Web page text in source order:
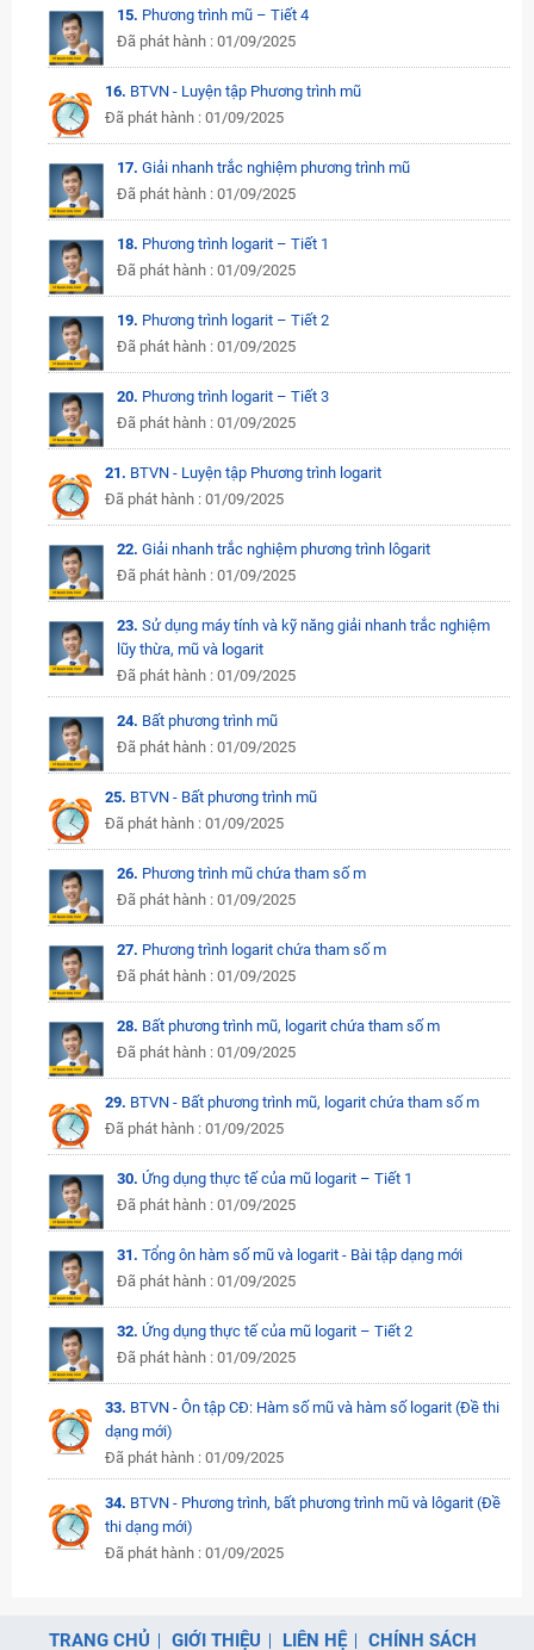
15. Phương trình mũ – Tiết 4
Đã phát hành : 01/09/2025
16. BTVN - Luyện tập Phương trình mũ
Đã phát hành : 01/09/2025
17. Giải nhanh trắc nghiệm phương trình mũ
Đã phát hành : 01/09/2025
18. Phương trình logarit – Tiết 1
Đã phát hành : 01/09/2025
19. Phương trình logarit – Tiết 2
Đã phát hành : 01/09/2025
20. Phương trình logarit – Tiết 3
Đã phát hành : 01/09/2025
21. BTVN - Luyện tập Phương trình logarit
Đã phát hành : 01/09/2025
22. Giải nhanh trắc nghiệm phương trình lôgarit
Đã phát hành : 01/09/2025
23. Sử dụng máy tính và kỹ năng giải nhanh trắc nghiệm
lũy thừa, mũ và logarit
Đã phát hành : 01/09/2025
24. Bất phương trình mũ
Đã phát hành : 01/09/2025
25. BTVN - Bất phương trình mũ
Đã phát hành : 01/09/2025
26. Phương trình mũ chứa tham số m
Đã phát hành : 01/09/2025
27. Phương trình logarit chứa tham số m
Đã phát hành : 01/09/2025
28. Bất phương trình mũ, logarit chứa tham số m
Đã phát hành : 01/09/2025
29. BTVN - Bất phương trình mũ, logarit chứa tham số m
Đã phát hành : 01/09/2025
30. Ứng dụng thực tế của mũ logarit – Tiết 1
Đã phát hành : 01/09/2025
31. Tổng ôn hàm số mũ và logarit - Bài tập dạng mới
Đã phát hành : 01/09/2025
32. Ứng dụng thực tế của mũ logarit – Tiết 2
Đã phát hành : 01/09/2025
33. BTVN - Ôn tập CĐ: Hàm số mũ và hàm số logarit (Đề thi
dạng mới)
Đã phát hành : 01/09/2025
34. BTVN - Phương trình, bất phương trình mũ và lôgarit (Đề
thi dạng mới)
Đã phát hành : 01/09/2025
TRANG CHỦ GIỚI THIỆU LIÊN HỆ CHÍNH SÁCH